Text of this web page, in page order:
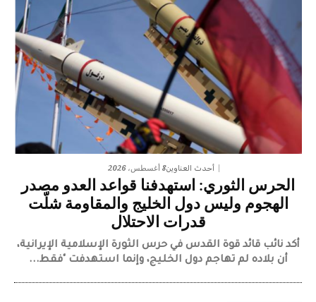
أحدث العناوين8 أغسطس، 2026
الحرس الثوري: استهدفنا قواعد العدو مصدر
الهجوم وليس دول الخليج والمقاومة شلّت
قدرات الاحتلال
​أكد نائب قائد قوة القدس في حرس الثورة الإسلامية الإيرانية،
أن بلاده لم تهاجم دول الخليج، وإنما استهدفت "فقط...